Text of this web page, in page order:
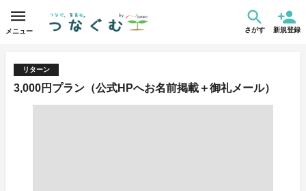
メニュー さがす 新規登録
リターン
3,000円プラン（公式HPへお名前掲載＋御礼メール）